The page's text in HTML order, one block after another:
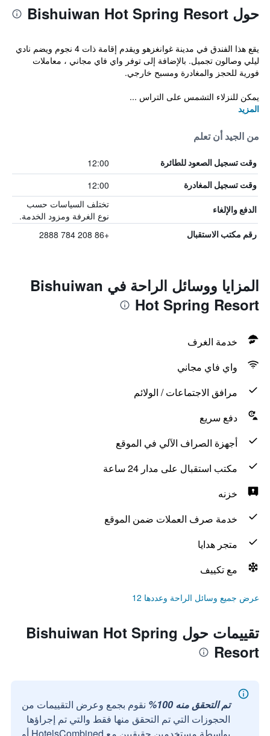
حول Bishuiwan Hot Spring Resort
يقع هذا الفندق في مدينة غوانغزهو ويقدم إقامة ذات 4 نجوم ويضم نادي
ليلي وصالون تجميل. بالإضافة إلى توفر واي فاي مجاني ، معاملات
فورية للحجز والمغادرة ومسبح خارجي.
يمكن للنزلاء التشمس على التراس ...
المزيد
من الجيد أن تعلم
وقت تسجيل الصعود للطائرة 12:00
وقت تسجيل المغادرة 12:00
الدفع والإلغاء
تختلف السياسات حسب
نوع الغرفة ومزود الخدمة.
رقم مكتب الاستقبال +86 208 784 2888
المزايا ووسائل الراحة في Bishuiwan
Hot Spring Resort
خدمة الغرف
واي فاي مجاني
مرافق الاجتماعات / الولائم
دفع سريع
أجهزة الصراف الآلي في الموقع
مكتب استقبال على مدار 24 ساعة
خزنه
خدمة صرف العملات ضمن الموقع
متجر هدايا
مع تكييف
عرض جميع وسائل الراحة وعددها 12
تقييمات حول Bishuiwan Hot Spring
Resort
تم التحقق منه 100%
نقوم بجمع وعرض التقييمات من
الحجوزات التي تم التحقق منها فقط والتي تم إجراؤها